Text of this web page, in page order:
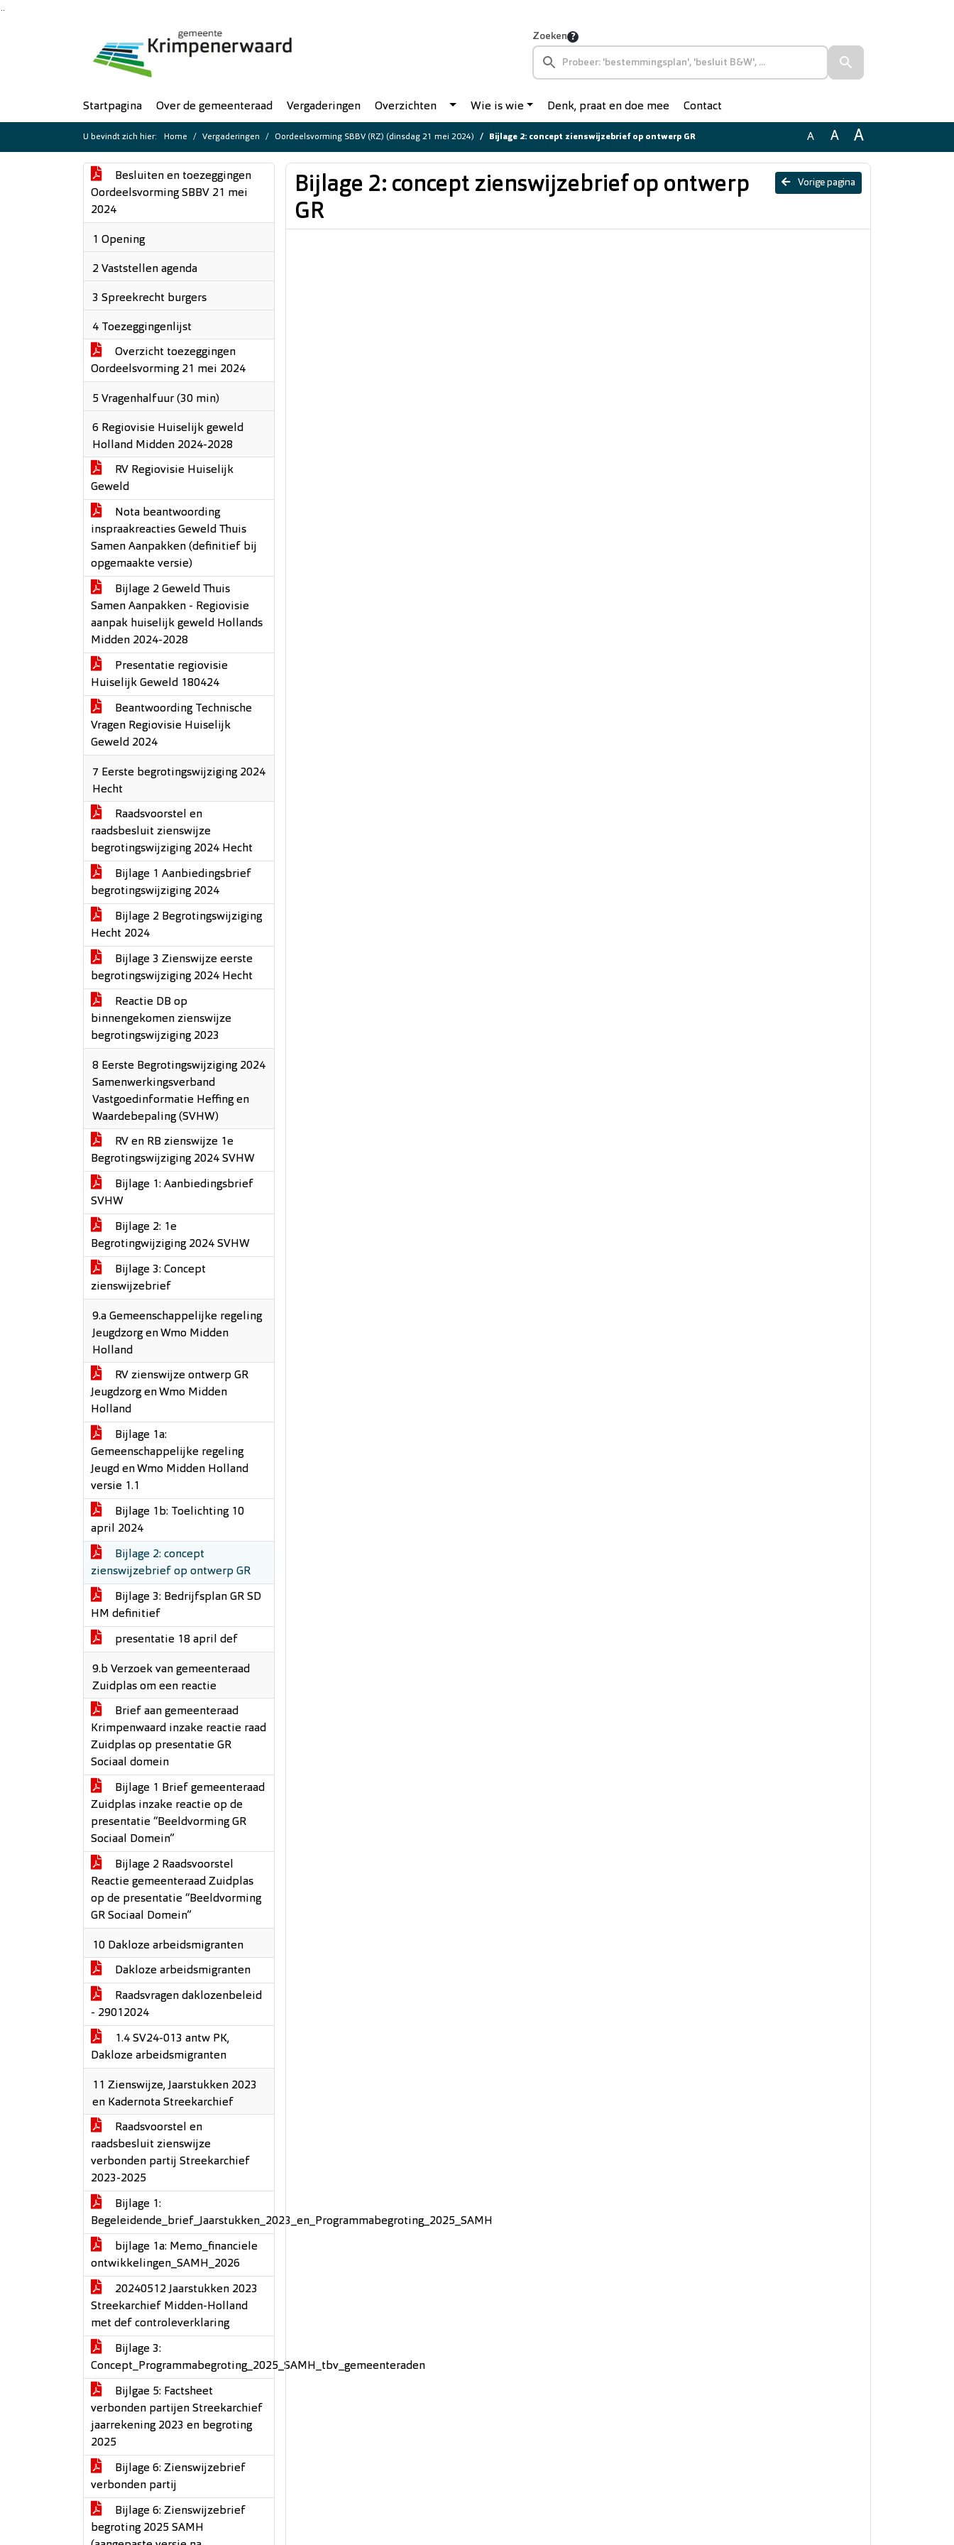
Zoeken
Startpagina Over de gemeenteraad Vergaderingen Overzichten Wie is wie Denk, praat en doe mee Contact
U bevindt zich hier: Home Vergaderingen Oordeelsvorming SBBV (RZ) (dinsdag 21 mei 2024) Bijlage 2: concept zienswijzebrief op ontwerp GR A A A
Besluiten en toezeggingen
Oordeelsvorming SBBV 21 mei
2024
1 Opening
2 Vaststellen agenda
3 Spreekrecht burgers
4 Toezeggingenlijst
Overzicht toezeggingen
Oordeelsvorming 21 mei 2024
5 Vragenhalfuur (30 min)
6 Regiovisie Huiselijk geweld
Holland Midden 2024-2028
RV Regiovisie Huiselijk
Geweld
Nota beantwoording
inspraakreacties Geweld Thuis
Samen Aanpakken (definitief bij
opgemaakte versie)
Bijlage 2 Geweld Thuis
Samen Aanpakken - Regiovisie
aanpak huiselijk geweld Hollands
Midden 2024-2028
Presentatie regiovisie
Huiselijk Geweld 180424
Beantwoording Technische
Vragen Regiovisie Huiselijk
Geweld 2024
7 Eerste begrotingswijziging 2024
Hecht
Raadsvoorstel en
raadsbesluit zienswijze
begrotingswijziging 2024 Hecht
Bijlage 1 Aanbiedingsbrief
begrotingswijziging 2024
Bijlage 2 Begrotingswijziging
Hecht 2024
Bijlage 3 Zienswijze eerste
begrotingswijziging 2024 Hecht
Reactie DB op
binnengekomen zienswijze
begrotingswijziging 2023
8 Eerste Begrotingswijziging 2024
Samenwerkingsverband
Vastgoedinformatie Heffing en
Waardebepaling (SVHW)
RV en RB zienswijze 1e
Begrotingswijziging 2024 SVHW
Bijlage 1: Aanbiedingsbrief
SVHW
Bijlage 2: 1e
Begrotingwijziging 2024 SVHW
Bijlage 3: Concept
zienswijzebrief
9.a Gemeenschappelijke regeling
Jeugdzorg en Wmo Midden
Holland
RV zienswijze ontwerp GR
Jeugdzorg en Wmo Midden
Holland
Bijlage 1a:
Gemeenschappelijke regeling
Jeugd en Wmo Midden Holland
versie 1.1
Bijlage 1b: Toelichting 10
april 2024
Bijlage 2: concept
zienswijzebrief op ontwerp GR
Bijlage 3: Bedrijfsplan GR SD
HM definitief
presentatie 18 april def
9.b Verzoek van gemeenteraad
Zuidplas om een reactie
Brief aan gemeenteraad
Krimpenwaard inzake reactie raad
Zuidplas op presentatie GR
Sociaal domein
Bijlage 1 Brief gemeenteraad
Zuidplas inzake reactie op de
presentatie “Beeldvorming GR
Sociaal Domein”
Bijlage 2 Raadsvoorstel
Reactie gemeenteraad Zuidplas
op de presentatie “Beeldvorming
GR Sociaal Domein”
10 Dakloze arbeidsmigranten
Dakloze arbeidsmigranten
Raadsvragen daklozenbeleid
- 29012024
1.4 SV24-013 antw PK,
Dakloze arbeidsmigranten
11 Zienswijze, Jaarstukken 2023
en Kadernota Streekarchief
Raadsvoorstel en
raadsbesluit zienswijze
verbonden partij Streekarchief
2023-2025
Bijlage 1:
Begeleidende_brief_Jaarstukken_2023_en_Programmabegroting_2025_SAMH
bijlage 1a: Memo_financiele
ontwikkelingen_SAMH_2026
20240512 Jaarstukken 2023
Streekarchief Midden-Holland
met def controleverklaring
Bijlage 3:
Concept_Programmabegroting_2025_SAMH_tbv_gemeenteraden
Bijlgae 5: Factsheet
verbonden partijen Streekarchief
jaarrekening 2023 en begroting
2025
Bijlage 6: Zienswijzebrief
verbonden partij
Bijlage 6: Zienswijzebrief
begroting 2025 SAMH
Vorige pagina
Bijlage 2: concept zienswijzebrief op ontwerp
GR